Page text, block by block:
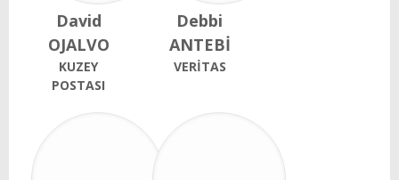
David
OJALVO
KUZEY
POSTASI
Debbi
ANTEBİ
VERİTAS